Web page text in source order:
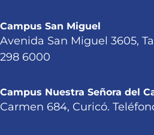
Campus San Miguel
Avenida San Miguel 3605,
298 6000
Campus Nuestra Señora del
Carmen 684, Curicó.